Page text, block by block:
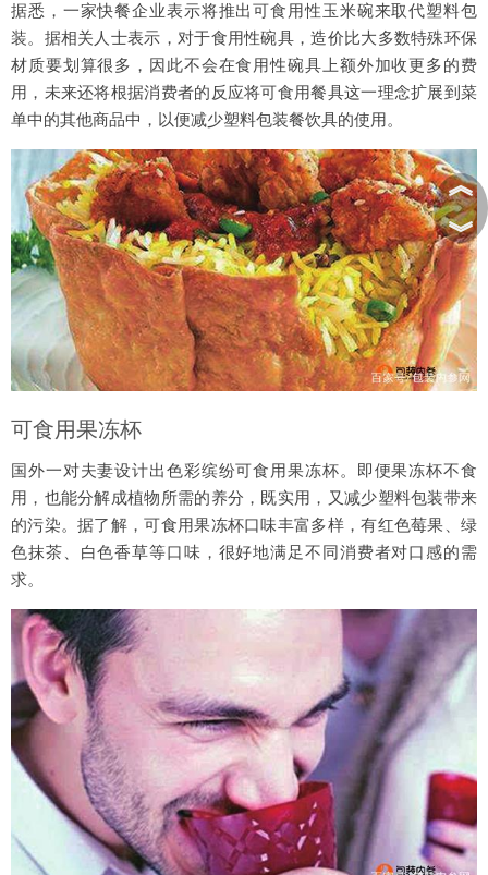
据悉，一家快餐企业表示将推出可食用性玉米碗来取代塑料包
装。据相关人士表示，对于食用性碗具，造价比大多数特殊环保
材质要划算很多，因此不会在食用性碗具上额外加收更多的费
用，未来还将根据消费者的反应将可食用餐具这一理念扩展到菜
单中的其他商品中，以便减少塑料包装餐饮具的使用。
可食用果冻杯
国外一对夫妻设计出色彩缤纷可食用果冻杯。即便果冻杯不食
用，也能分解成植物所需的养分，既实用，又减少塑料包装带来
的污染。据了解，可食用果冻杯口味丰富多样，有红色莓果、绿
色抹茶、白色香草等口味，很好地满足不同消费者对口感的需
求。
︽
︾